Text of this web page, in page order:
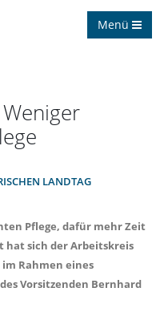
Menü
LANDTAG
Pflege, dafür mehr Zeit
hat sich der Arbeitskreis
Rahmen eines
Vorsitzenden Bernhard